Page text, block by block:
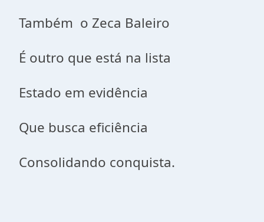
Também o Zeca Baleiro
É outro que está na lista
Estado em evidência
Que busca eficiência
Consolidando conquista.